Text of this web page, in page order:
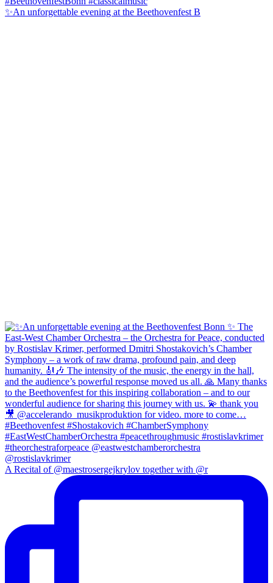
✨An unforgettable evening at the Beethovenfest B
A Recital of @maestrosergejkrylov together with @r